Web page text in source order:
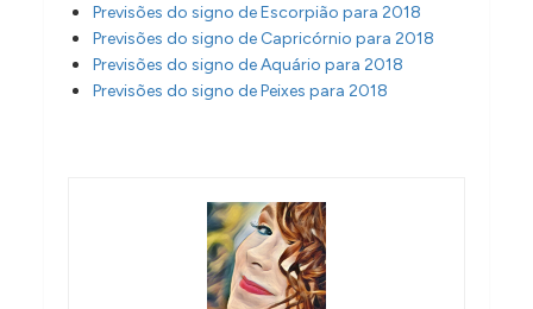
Previsões do signo de Escorpião para 2018
Previsões do signo de Capricórnio para 2018
Previsões do signo de Aquário para 2018
Previsões do signo de Peixes para 2018